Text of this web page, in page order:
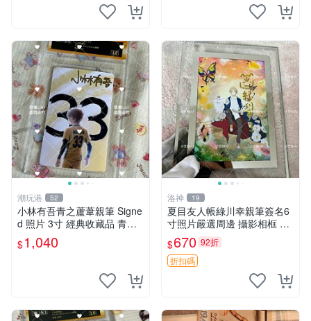
潮玩港 52
小林有吾青之蘆葦親筆 Signe
d 照片 3寸 經典收藏品 青之
蘆葦限量版 周邊 相框裝裱 青
之蘆葦 簽名照 小林有吾
$1,040
洛神 19
夏目友人帳綠川幸親筆簽名6
寸照片嚴選周邊 攝影相框 網
路認證 夏目友人帳收藏 簽名
照 6寸
$670 92折
折扣碼